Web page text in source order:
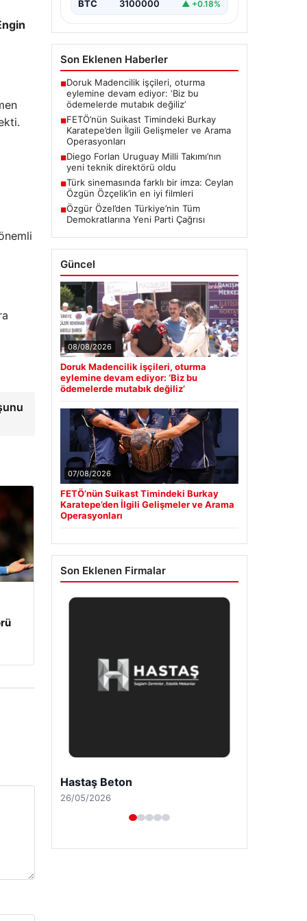
BTC 3100000 ▲ +0.18%
Son Eklenen Haberler
■Doruk Madencilik işçileri, oturma
eylemine devam ediyor: ‘Biz bu
ödemelerde mutabık değiliz’
■FETÖ’nün Suikast Timindeki Burkay
Karatepe’den İlgili Gelişmeler ve Arama
Operasyonları
■Diego Forlan Uruguay Milli Takımı’nın
yeni teknik direktörü oldu
■Türk sinemasında farklı bir imza: Ceylan
Özgün Özçelik’in en iyi filmleri
■Özgür Özel’den Türkiye’nin Tüm
Demokratlarına Yeni Parti Çağrısı
Güncel
08/08/2026
Doruk Madencilik işçileri, oturma
eylemine devam ediyor: ‘Biz bu
ödemelerde mutabık değiliz’
07/08/2026
FETÖ’nün Suikast Timindeki Burkay
Karatepe’den İlgili Gelişmeler ve Arama
Operasyonları
Son Eklenen Firmalar
Prenses Night Club
29/04/2026